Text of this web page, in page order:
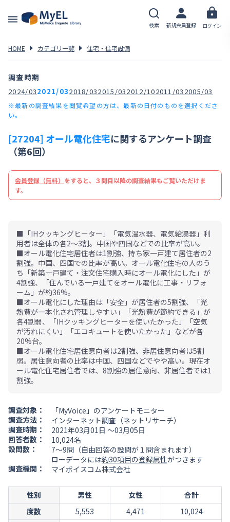
検索 新規会員登録 ログイン
HOME カテゴリ一覧 住宅・住宅設備
調査時期
2024/032021/032018/032015/032012/102011/03 2005/03
※最新の調査結果を閲覧希望の方は、最新の日付のものを選択くださ
い。
[27204] オール電化住宅に関するアンケート調査
（第6回）
会員登録（無料） をすると、３問目以降の調査結果もご覧いただけま
す。
■「IHクッキングヒーター」「電気温水器、電気給湯器」利
用者は全体の各2～3割。中国や四国などでの比率が高い。
■オール電化住宅居住者は1割強、持ち家一戸建て居住者の2
割強。中国、四国での比率が高い。オール電化住宅の人のう
ち「新築一戸建て・注文住宅購入時にオール電化にした」が
4割強、「住んでいる一戸建てをオール電化に工事・リフォ
ーム」が約36%。
■オール電化にした理由は「安全」が居住者の5割強、「光
熱費が一本化され管理しやすい」「光熱費が節約できる」が
各4割弱、「IHクッキングヒーターを使いたかった」「空気
が汚れにくい」「エコキュートを使いたかった」などが各
20%台。
■オール電化住宅居住意向者は2割強、非居住意向者は5割
弱。居住意向者の比率は中国、四国などでやや高い。現在オ
ール電化住宅居住者では、8割強の居住意向、非居住者では1
割強。
調査対象：
「MyVoice」のアンケートモニター
調査方法：
インターネット調査（ネットリサーチ）
調査時期：
2021年03月01日 ～03月05日
回答者数：
10,024名
設問数：
7～9問（自由回答の設問が１問含まれます）
ローデータには約30項目の登録属性がつきます
調査機関：
マイボイスコム株式会社
性別 男性 女性
合計
度数
5,553 4,471
10,024